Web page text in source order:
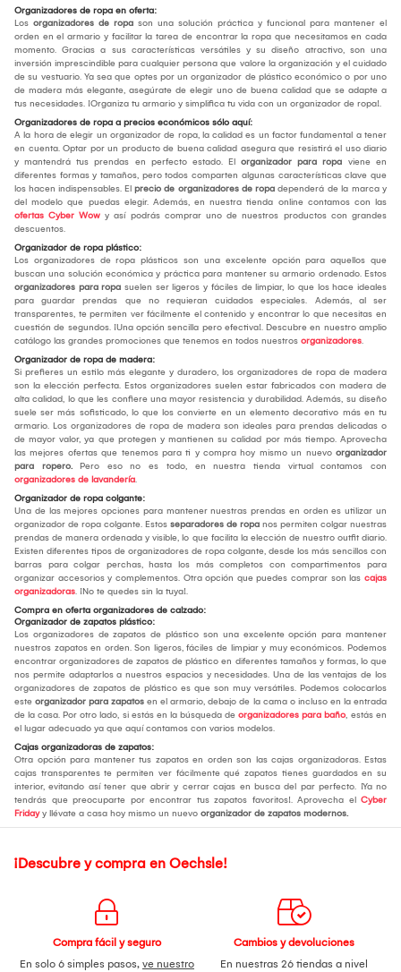
Organizadores de ropa en oferta:
Los organizadores de ropa son una solución práctica y funcional para mantener el
orden en el armario y facilitar la tarea de encontrar la ropa que necesitamos en cada
momento. Gracias a sus características versátiles y su diseño atractivo, son una
inversión imprescindible para cualquier persona que valore la organización y el cuidado
de su vestuario. Ya sea que optes por un organizador de plástico económico o por uno
de madera más elegante, asegúrate de elegir uno de buena calidad que se adapte a
tus necesidades. ¡Organiza tu armario y simplifica tu vida con un organizador de ropa!.
Organizadores de ropa a precios económicos sólo aquí:
A la hora de elegir un organizador de ropa, la calidad es un factor fundamental a tener
en cuenta. Optar por un producto de buena calidad asegura que resistirá el uso diario
y mantendrá tus prendas en perfecto estado. El organizador para ropa viene en
diferentes formas y tamaños, pero todos comparten algunas características clave que
los hacen indispensables. El precio de organizadores de ropa dependerá de la marca y
del modelo que puedas elegir. Además, en nuestra tienda online contamos con las
ofertas Cyber Wow y así podrás comprar uno de nuestros productos con grandes
descuentos.
Organizador de ropa plástico:
Los organizadores de ropa plásticos son una excelente opción para aquellos que
buscan una solución económica y práctica para mantener su armario ordenado. Estos
organizadores para ropa suelen ser ligeros y fáciles de limpiar, lo que los hace ideales
para guardar prendas que no requieran cuidados especiales. Además, al ser
transparentes, te permiten ver fácilmente el contenido y encontrar lo que necesitas en
cuestión de segundos. ¡Una opción sencilla pero efectiva!. Descubre en nuestro amplio
catálogo las grandes promociones que tenemos en todos nuestros organizadores.
Organizador de ropa de madera:
Si prefieres un estilo más elegante y duradero, los organizadores de ropa de madera
son la elección perfecta. Estos organizadores suelen estar fabricados con madera de
alta calidad, lo que les confiere una mayor resistencia y durabilidad. Además, su diseño
suele ser más sofisticado, lo que los convierte en un elemento decorativo más en tu
armario. Los organizadores de ropa de madera son ideales para prendas delicadas o
de mayor valor, ya que protegen y mantienen su calidad por más tiempo. Aprovecha
las mejores ofertas que tenemos para ti y compra hoy mismo un nuevo organizador
para ropero. Pero eso no es todo, en nuestra tienda virtual contamos con
organizadores de lavandería.
Organizador de ropa colgante:
Una de las mejores opciones para mantener nuestras prendas en orden es utilizar un
organizador de ropa colgante. Estos separadores de ropa nos permiten colgar nuestras
prendas de manera ordenada y visible, lo que facilita la elección de nuestro outfit diario.
Existen diferentes tipos de organizadores de ropa colgante, desde los más sencillos con
barras para colgar perchas, hasta los más completos con compartimentos para
organizar accesorios y complementos. Otra opción que puedes comprar son las cajas
organizadoras. ¡No te quedes sin la tuya!.
Compra en oferta organizadores de calzado:
Organizador de zapatos plástico:
Los organizadores de zapatos de plástico son una excelente opción para mantener
nuestros zapatos en orden. Son ligeros, fáciles de limpiar y muy económicos. Podemos
encontrar organizadores de zapatos de plástico en diferentes tamaños y formas, lo que
nos permite adaptarlos a nuestros espacios y necesidades. Una de las ventajas de los
organizadores de zapatos de plástico es que son muy versátiles. Podemos colocarlos
este organizador para zapatos en el armario, debajo de la cama o incluso en la entrada
de la casa. Por otro lado, si estás en la búsqueda de organizadores para baño, estás en
el lugar adecuado ya que aquí contamos con varios modelos.
Cajas organizadoras de zapatos:
Otra opción para mantener tus zapatos en orden son las cajas organizadoras. Estas
cajas transparentes te permiten ver fácilmente qué zapatos tienes guardados en su
interior, evitando así tener que abrir y cerrar cajas en busca del par perfecto. ¡Ya no
tendrás que preocuparte por encontrar tus zapatos favoritos!. Aprovecha el Cyber
Fridayy llévate a casa hoy mismo un nuevo organizador de zapatos modernos.
¡Descubre y compra en Oechsle!
Compra fácil y seguro
En solo 6 simples pasos, ve nuestro
Cambios y devoluciones
En nuestras 26 tiendas a nivel